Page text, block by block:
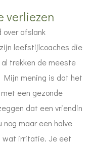
verliezen
over afslank
leefstijlcoaches die
al trekken de meeste
Mijn mening is dat het
een gezonde
dat een vriendin
maar een halve
wat irritatie. Je eet